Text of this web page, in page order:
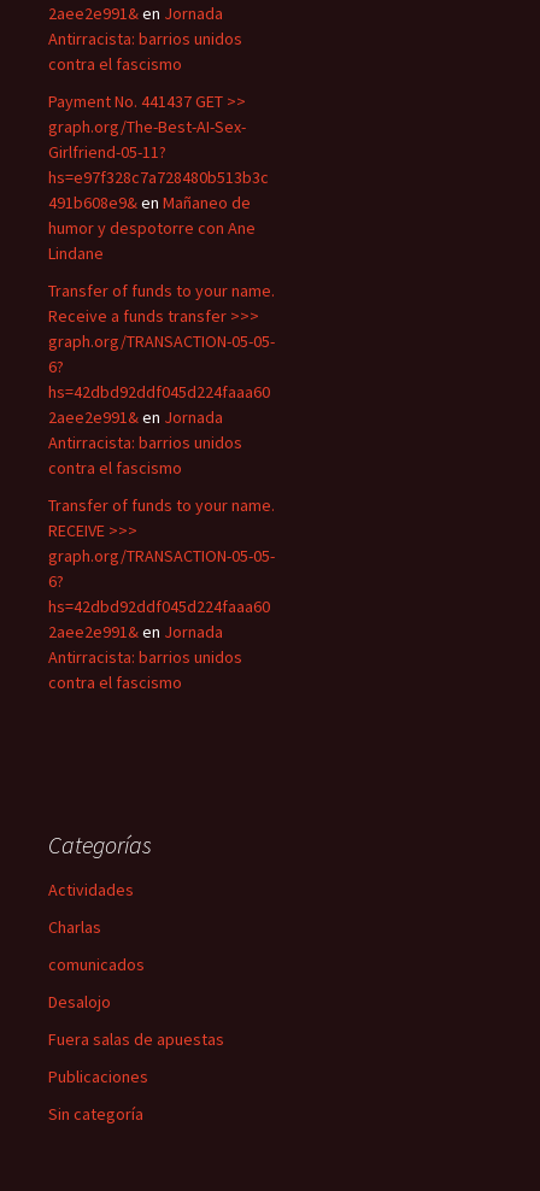
2aee2e991&en Jornada
Antirracista: barrios unidos
contra el fascismo
Payment No. 441437 GET >>
graph.org/The-Best-AI-Sex-
Girlfriend-05-11?
hs=e97f328c7a728480b513b3c
491b608e9&en Mañaneo de
humor y despotorre con Ane
Lindane
Transfer of funds to your name.
Receive a funds transfer >>>
graph.org/TRANSACTION-05-05-
6?
hs=42dbd92ddf045d224faaa60
2aee2e991&en Jornada
Antirracista: barrios unidos
contra el fascismo
Transfer of funds to your name.
RECEIVE >>>
graph.org/TRANSACTION-05-05-
6?
hs=42dbd92ddf045d224faaa60
2aee2e991&en Jornada
Antirracista: barrios unidos
contra el fascismo
Categorías
Actividades
Charlas
comunicados
Desalojo
Fuera salas de apuestas
Publicaciones
Sin categoría